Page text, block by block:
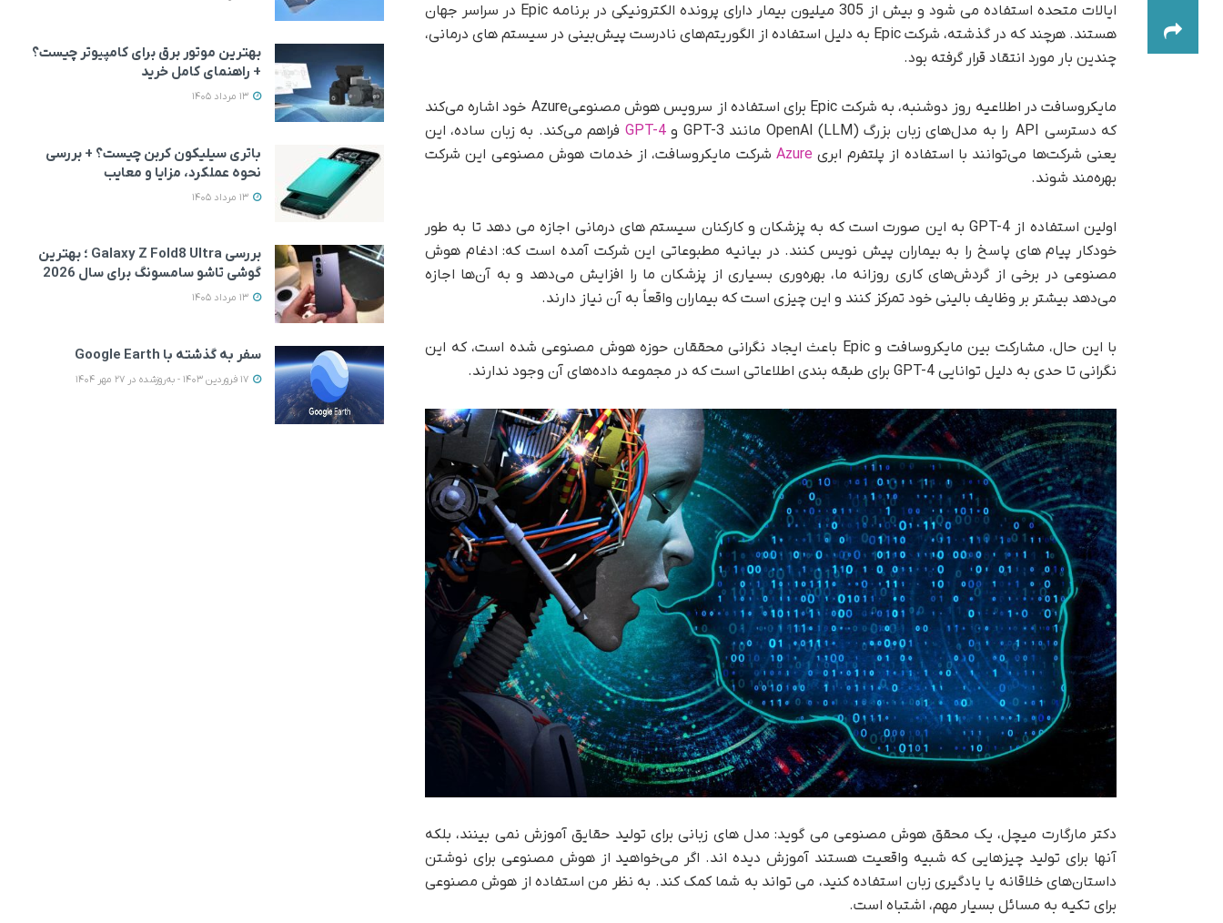
ایالات متحده استفاده می شود و بیش از 305 میلیون بیمار دارای پرونده الکترونیکی در برنامه Epic در سراسر جهان
هستند. هرچند که در گذشته، شرکت Epic به دلیل استفاده از الگوریتم‌های نادرست پیش‌بینی در سیستم های درمانی،
چندین بار مورد انتقاد قرار گرفته بود.
مایکروسافت در اطلاعیه روز دوشنبه، به شرکت Epic برای استفاده از سرویس هوش مصنوعیAzure خود اشاره می‌کند
که دسترسی API را به مدل‌های زبان بزرگ OpenAI (LLM) مانند GPT-3 و
GPT-4
فراهم می‌کند. به زبان ساده، این
یعنی شرکت‌ها می‌توانند با استفاده از پلتفرم ابری Azure شرکت مایکروسافت، از خدمات هوش مصنوعی این شرکت
بهره‌مند شوند.
اولین استفاده از GPT-4 به این صورت است که به پزشکان و کارکنان سیستم های درمانی اجازه می دهد تا به طور
خودکار پیام های پاسخ را به بیماران پیش نویس کنند. در بیانیه مطبوعاتی این شرکت آمده است که: ادغام هوش
مصنوعی در برخی از گردش‌های کاری روزانه ما، بهره‌وری بسیاری از پزشکان ما را افزایش می‌دهد و به آن‌ها اجازه
می‌دهد بیشتر بر وظایف بالینی خود تمرکز کنند و این چیزی است که بیماران واقعاً به آن نیاز دارند.
با این حال، مشارکت بین مایکروسافت و Epic باعث ایجاد نگرانی محققان حوزه هوش مصنوعی شده است، که این
نگرانی تا حدی به دلیل توانایی GPT-4 برای طبقه بندی اطلاعاتی است که در مجموعه داده‌های آن وجود ندارند.
دکتر مارگارت میچل، یک محقق هوش مصنوعی می گوید: مدل های زبانی برای تولید حقایق آموزش نمی بینند، بلکه
آنها برای تولید چیزهایی که شبیه واقعیت هستند آموزش دیده اند. اگر می‌خواهید از هوش مصنوعی برای نوشتن
داستان‌های خلاقانه یا یادگیری زبان استفاده کنید، می تواند به شما کمک کند. به نظر من استفاده از هوش مصنوعی
برای تکیه به مسائل بسیار مهم، اشتباه است.
بهترین موتور برق برای کامپیوتر چیست؟
+ راهنمای کامل خرید
باتری سیلیکون کربن چیست؟ + بررسی
نحوه عملکرد، مزایا و معایب
بررسی Galaxy Z Fold8 Ultra ؛ بهترین
گوشی تاشو سامسونگ برای سال 2026
سفر به گذشته با Google Earth